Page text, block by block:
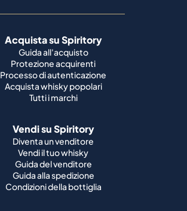
Acquista su Spiritory
Guida all'acquisto
Protezione acquirenti
Processo di autenticazione
Acquista whisky popolari
Tutti i marchi
Vendi su Spiritory
Diventa un venditore
Vendi il tuo whisky
Guida del venditore
Guida alla spedizione
Condizioni della bottiglia